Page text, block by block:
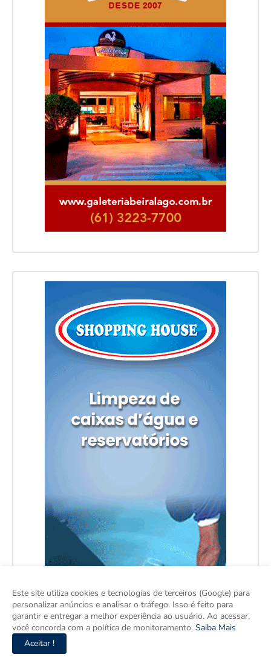
Este site utiliza cookies e tecnologias de terceiros (Google) para
personalizar anúncios e analisar o tráfego. Isso é feito para
garantir e entregar a melhor experiência ao usuário. Ao acessar,
você concorda com a política de monitoramento. Saiba Mais
Aceitar !